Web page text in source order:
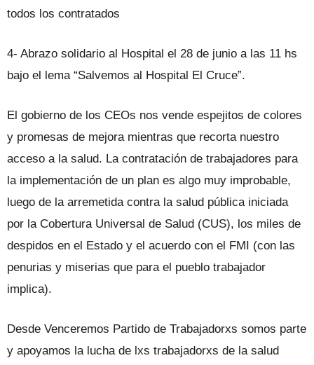
todos los contratados
4- Abrazo solidario al Hospital el 28 de junio a las 11 hs
bajo el lema “Salvemos al Hospital El Cruce”.
El gobierno de los CEOs nos vende espejitos de colores
y promesas de mejora mientras que recorta nuestro
acceso a la salud. La contratación de trabajadores para
la implementación de un plan es algo muy improbable,
luego de la arremetida contra la salud pública iniciada
por la Cobertura Universal de Salud (CUS), los miles de
despidos en el Estado y el acuerdo con el FMI (con las
penurias y miserias que para el pueblo trabajador
implica).
Desde Venceremos Partido de Trabajadorxs somos parte
y apoyamos la lucha de lxs trabajadorxs de la salud